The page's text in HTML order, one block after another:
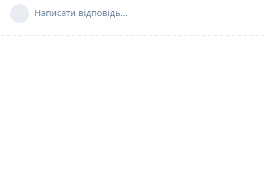
Написати відповідь...